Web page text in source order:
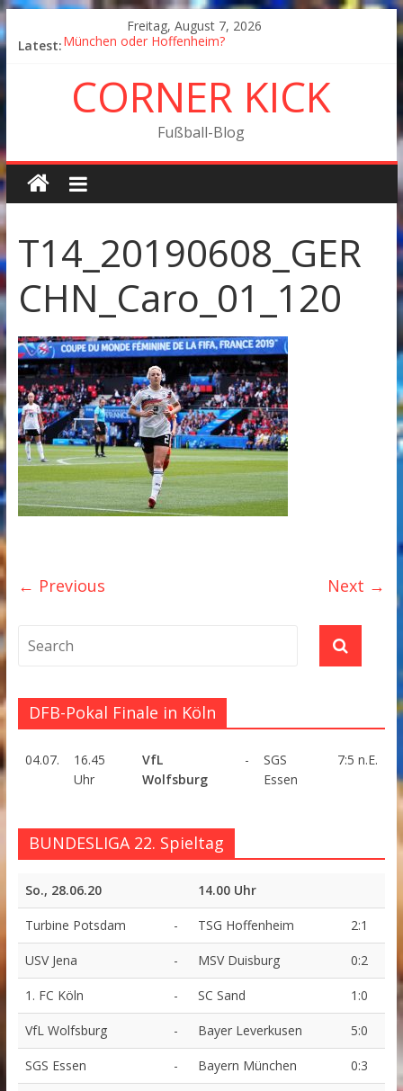
Freitag, August 7, 2026
Latest:München oder Hoffenheim?
Fußball in Coronazeiten: Blick zurück und nach vorn
Der Pokal geht nach Wolfsburg
München wird Vizemeister, Köln geht mit Jena in Liga
CORNER KICK
Fußball-Blog
T14_20190608_GER
CHN_Caro_01_120
← Previous Next →
DFB-Pokal Finale in Köln
04.07.
16.45
Uhr
VfL
Wolfsburg
-
SGS
Essen
7:5 n.E.
BUNDESLIGA 22. Spieltag
So., 28.06.20 14.00 Uhr
Turbine Potsdam - TSG Hoffenheim 2:1
USV Jena - MSV Duisburg 0:2
1. FC Köln - SC Sand 1:0
VfL Wolfsburg - Bayer Leverkusen 5:0
SGS Essen - Bayern München 0:3